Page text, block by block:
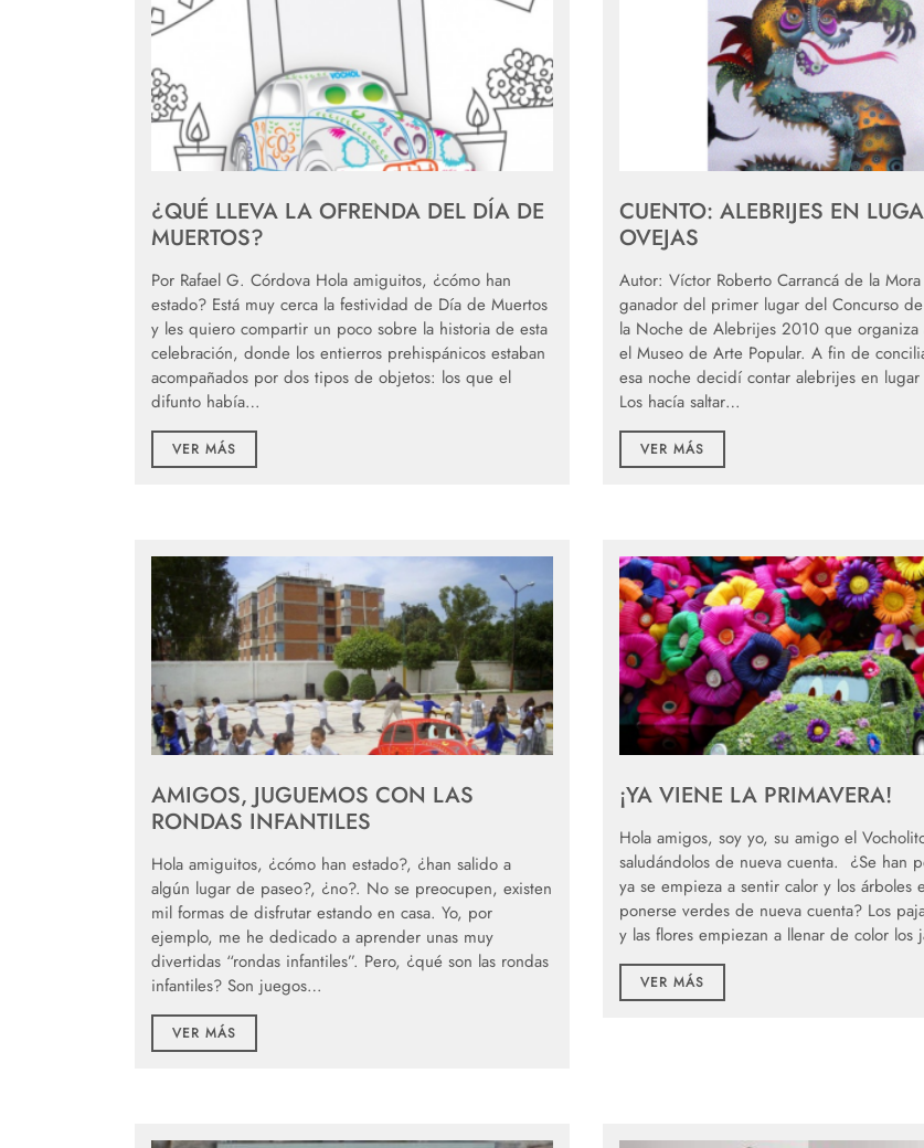
¿QUÉ LLEVA LA OFRENDA DEL DÍA DE
MUERTOS?
Por Rafael G. Córdova Hola amiguitos, ¿cómo han
estado? Está muy cerca la festividad de Día de Muertos
y les quiero compartir un poco sobre la historia de esta
celebración, donde los entierros prehispánicos estaban
acompañados por dos tipos de objetos: los que el
difunto había…
VER MÁS
CUENTO: ALEBRIJES EN
OVEJAS
Autor: Víctor Roberto Carrancá de la
ganador del primer lugar del Concurso
la Noche de Alebrijes 2010 que organiza
el Museo de Arte Popular. A fin de
esa noche decidí contar alebrijes en
Los hacía saltar…
VER MÁS
AMIGOS, JUGUEMOS CON LAS
RONDAS INFANTILES
Hola amiguitos, ¿cómo han estado?, ¿han salido a
algún lugar de paseo?, ¿no?. No se preocupen, existen
mil formas de disfrutar estando en casa. Yo, por
ejemplo, me he dedicado a aprender unas muy
divertidas “rondas infantiles”. Pero, ¿qué son las rondas
infantiles? Son juegos…
VER MÁS
¡YA VIENE LA PRIMAVERA!
Hola amigos, soy yo, su amigo el
saludándolos de nueva cuenta. ¿Se han
ya se empieza a sentir calor y los árboles
ponerse verdes de nueva cuenta? Los
y las flores empiezan a llenar de color los
VER MÁS